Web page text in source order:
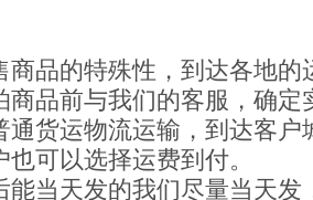
商品的特殊性，到达各地
商品前与我们的客服，确定
通货运物流运输，到达客
可以选择运费到付。
当天发的我们尽量当天发